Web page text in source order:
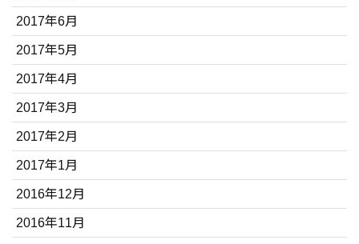
2017年6月
2017年5月
2017年4月
2017年3月
2017年2月
2017年1月
2016年12月
2016年11月